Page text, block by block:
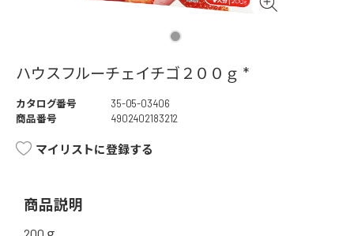
ハウスフルーチェイチゴ２００ｇ *
カタログ番号
35-05-03406
商品番号
4902402183212
マイリストに登録する
商品説明